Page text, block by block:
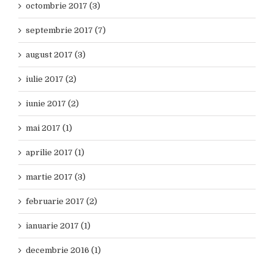
octombrie 2017 (3)
septembrie 2017 (7)
august 2017 (3)
iulie 2017 (2)
iunie 2017 (2)
mai 2017 (1)
aprilie 2017 (1)
martie 2017 (3)
februarie 2017 (2)
ianuarie 2017 (1)
decembrie 2016 (1)